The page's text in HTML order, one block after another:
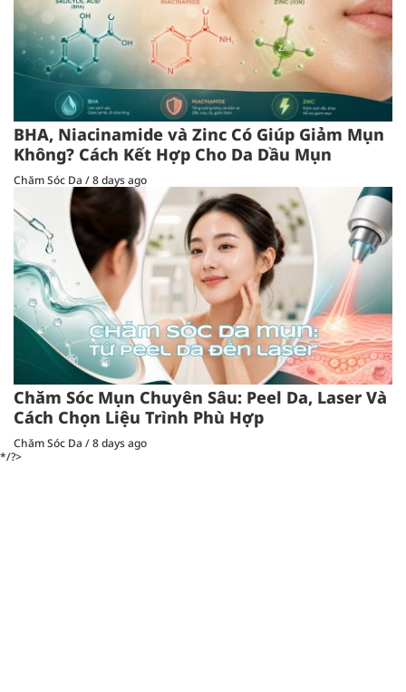
BHA, Niacinamide và Zinc Có Giúp Giảm Mụn
Không? Cách Kết Hợp Cho Da Dầu Mụn
Chăm Sóc Da /8 days ago
Chăm Sóc Mụn Chuyên Sâu: Peel Da, Laser Và
Cách Chọn Liệu Trình Phù Hợp
Chăm Sóc Da /8 days ago
*/?>